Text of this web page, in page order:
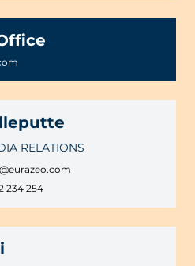
RELATIONS
234 254